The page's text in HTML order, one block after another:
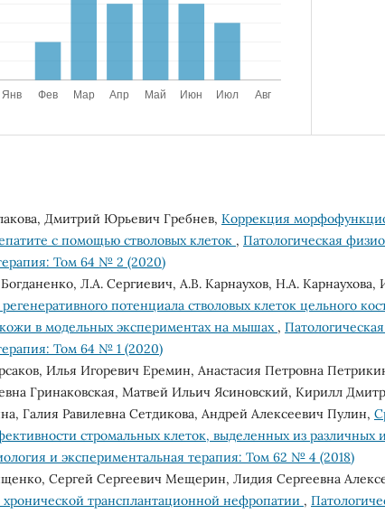
Дмитрий Юрьевич Гребнев, Коррекция
с помощью стволовых клеток , Патологическая
Том 64 № 2 (2020)
Л.А. Cеpгиевич, А.В. Каpнауxов, Н.А. Каpнауxова,
потенциала стволовых клеток цельного
в модельных экспериментах на мышах ,
Том 64 № 1 (2020)
Илья Игоревич Еремин, Анастасия Петровна
Гринаковская, Матвей Ильич Ясиновский, Кирилл
Галия Равилевна Сетдикова, Андрей Алексеевич Пулин,
стромальных клеток, выделенных из различных
и экспериментальная терапия: Том 62 № 4 (2018)
Сергей Сергеевич Мещерин, Лидия Сергеевна
трансплантационной нефропатии ,